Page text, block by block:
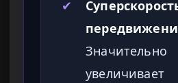
✔
Значительно
увеличивает